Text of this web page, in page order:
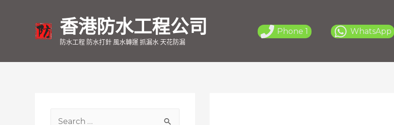
香港防水工程公司
防水工程 防水打針 風水轉運 抓漏水 天花防漏
Phone 1 WhatsApp